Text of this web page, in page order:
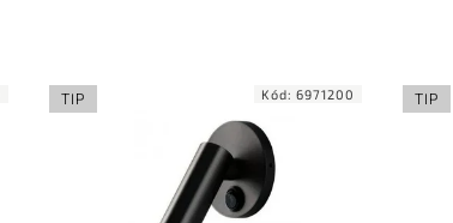
TIP Kód:6971200 TIP